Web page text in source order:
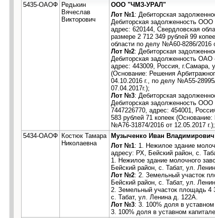
5435-ОАОФ Редькин
Вячеслав
Викторович
ООО "ЧМЗ-УРАЛ"
Лот №1: Дебиторская
Дебиторская задолженность
адрес: 620144, Свердловская
размере 2 712 349 рублей 99
области по делу №А60-8286/2016
Лот №2: Дебиторская
Дебиторская задолженность
адрес: 443009, Россия, г.Самара,
(Основание: Решения
04.10.2016 г., по делу №А55-
07.04.2017г.);
Лот №3: Дебиторская
Дебиторская задолженность
7447226770, адрес: 454001,
583 рублей 71 копеек
№А76-31874/2016 от 12.05.2017 г.);
5434-ОАОФ Костюк Тамара
Николаевна
Музыченко Иван Владимирович
Лот №1: 1. Нежилое здание
адресу: РХ, Бейский район, с.
1. Нежилое здание молочного
Бейский район, с. Табат, ул.
Лот №2: 2. Земельный участок
Бейский район, с. Табат, ул.
2. Земельный участок площадь 4
с. Табат, ул. Ленина д. 122А.
Лот №3: 3. 100% доля в
3. 100% доля в уставном